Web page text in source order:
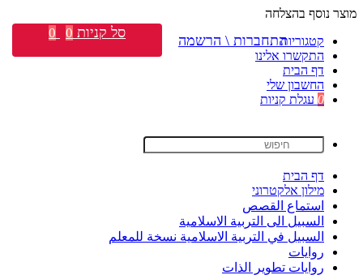
מוצר נוסף בהצלחה
קטגוריות
התקשרו אלינו
דף הבית
החשבון שלי
0 עגלת קניות
דף הבית
מילון אלקטרוני
استماع القصص
السبيل الى التربية الاسلامية
السبيل في التربية الاسلامية نسخة للمعلم
روايات
روايات تطوير الذات
התחברות \ הרשמה סל קניות 0
0